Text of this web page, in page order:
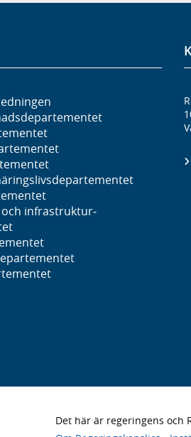
och infrastruktur­
Det här är regeringens och